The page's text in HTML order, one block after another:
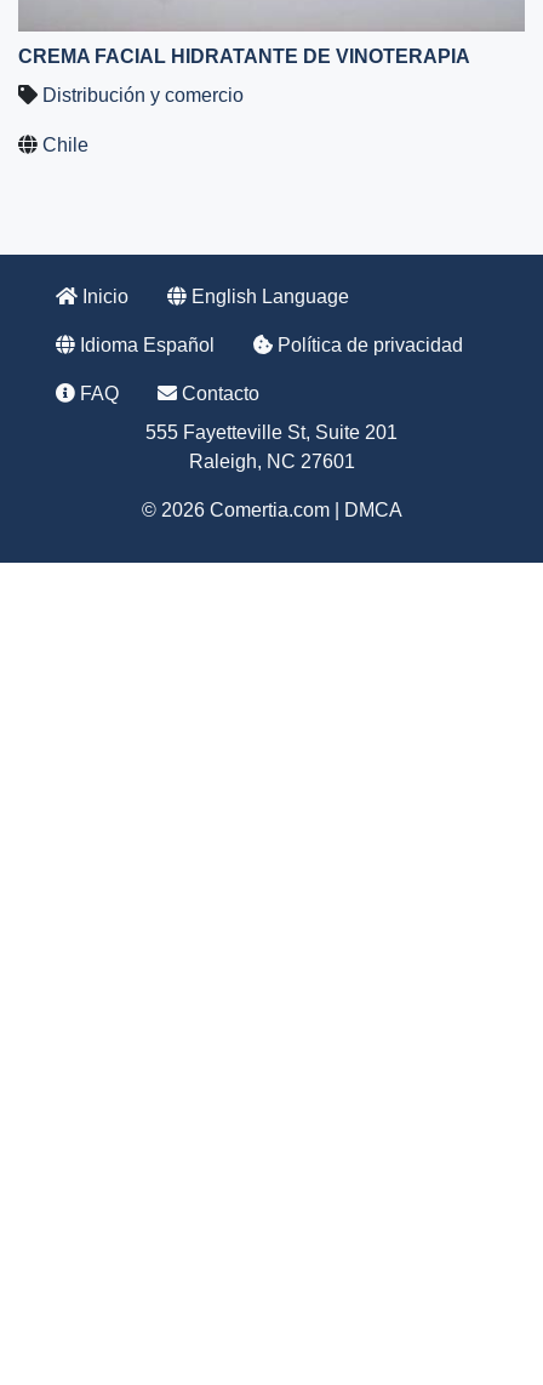
CREMA FACIAL HIDRATANTE DE VINOTERAPIA
Distribución y comercio
Chile
Inicio English Language
Idioma Español Política de privacidad
FAQ
Contacto
555 Fayetteville St, Suite 201
Raleigh, NC 27601
© 2026 Comertia.com | DMCA